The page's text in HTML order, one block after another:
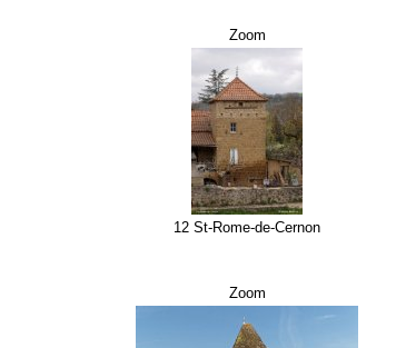
Zoom
12 St-Rome-de-Cernon
Zoom